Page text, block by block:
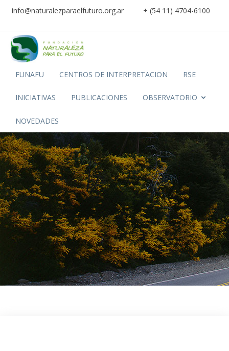
info@naturalezparaelfuturo.org.ar + (54 11) 4704-6100
FUNAFU CENTROS DE INTERPRETACION RSE
INICIATIVAS PUBLICACIONES OBSERVATORIO
NOVEDADES